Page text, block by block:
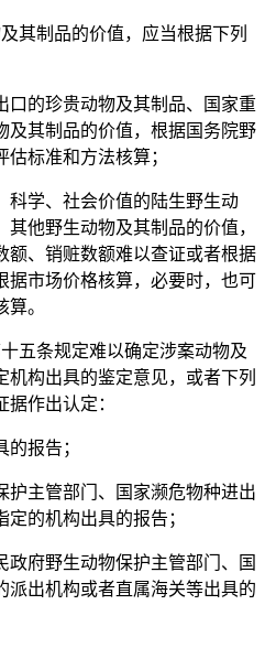
其制品的价值，应当根据下列
口的珍贵动物及其制品、国家重
及其制品的价值，根据国务院野
标准和方法核算；
科学、社会价值的陆生野生动
他野生动物及其制品的价值，
额、销赃数额难以查证或者根据
据市场价格核算，必要时，也可
。
五条规定难以确定涉案动物及
构出具的鉴定意见，或者下列
作出认定：
的报告；
护主管部门、国家濒危物种进出
的机构出具的报告；
政府野生动物保护主管部门、国
派出机构或者直属海关等出具的